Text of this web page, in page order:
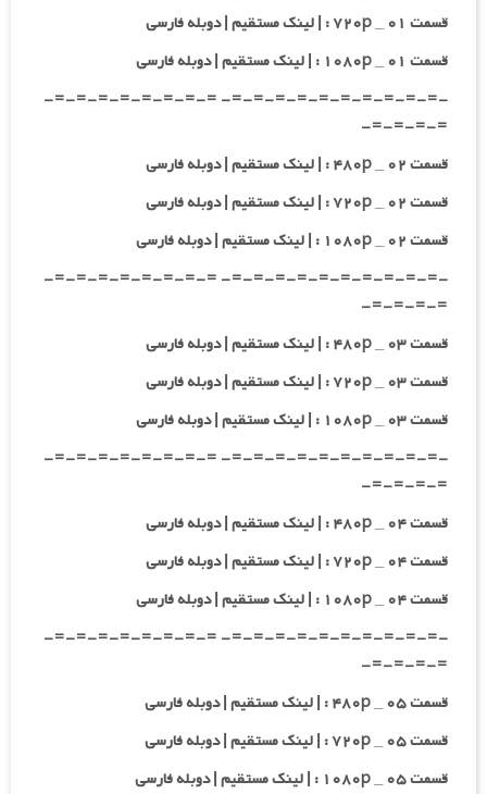
قسمت ۰۱ _ ۷۲۰p : | لینک مستقیم | دوبله فارسی
قسمت ۰۱ _ ۱۰۸۰p : | لینک مستقیم | دوبله فارسی
-=-=-=-=-=-=-=-=-=-=- =-=-=-=-=-=-=-=-
=-=-=-=-
قسمت ۰۲ _ ۴۸۰p : | لینک مستقیم | دوبله فارسی
قسمت ۰۲ _ ۷۲۰p : | لینک مستقیم | دوبله فارسی
قسمت ۰۲ _ ۱۰۸۰p : | لینک مستقیم | دوبله فارسی
-=-=-=-=-=-=-=-=-=-=- =-=-=-=-=-=-=-=-
=-=-=-=-
قسمت ۰۳ _ ۴۸۰p : | لینک مستقیم | دوبله فارسی
قسمت ۰۳ _ ۷۲۰p : | لینک مستقیم | دوبله فارسی
قسمت ۰۳ _ ۱۰۸۰p : | لینک مستقیم | دوبله فارسی
-=-=-=-=-=-=-=-=-=-=- =-=-=-=-=-=-=-=-
=-=-=-=-
قسمت ۰۴ _ ۴۸۰p : | لینک مستقیم | دوبله فارسی
قسمت ۰۴ _ ۷۲۰p : | لینک مستقیم | دوبله فارسی
قسمت ۰۴ _ ۱۰۸۰p : | لینک مستقیم | دوبله فارسی
-=-=-=-=-=-=-=-=-=-=- =-=-=-=-=-=-=-=-
=-=-=-=-
قسمت ۰۵ _ ۴۸۰p : | لینک مستقیم | دوبله فارسی
قسمت ۰۵ _ ۷۲۰p : | لینک مستقیم | دوبله فارسی
قسمت ۰۵ _ ۱۰۸۰p : | لینک مستقیم | دوبله فارسی